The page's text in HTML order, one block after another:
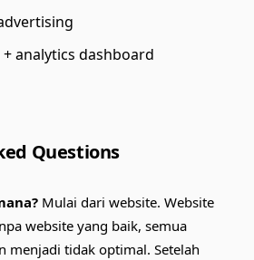
analytics dashboard
Questions
Mulai dari website. Website
website yang baik, semua
menjadi tidak optimal. Setelah